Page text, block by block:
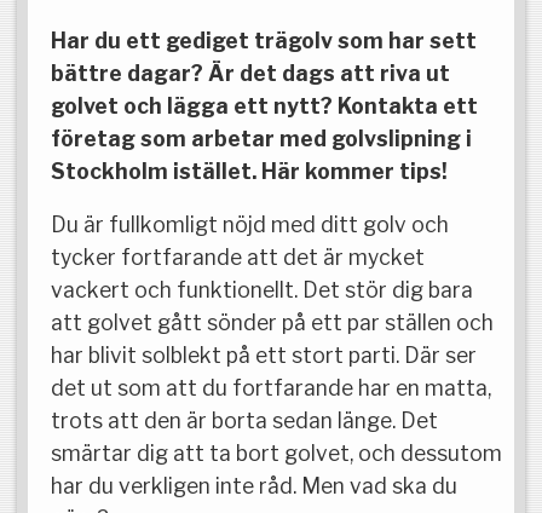
Har du ett gediget trägolv som har sett
bättre dagar? Är det dags att riva ut
golvet och lägga ett nytt? Kontakta ett
företag som arbetar med golvslipning i
Stockholm istället. Här kommer tips!
Du är fullkomligt nöjd med ditt golv och
tycker fortfarande att det är mycket
vackert och funktionellt. Det stör dig bara
att golvet gått sönder på ett par ställen och
har blivit solblekt på ett stort parti. Där ser
det ut som att du fortfarande har en matta,
trots att den är borta sedan länge. Det
smärtar dig att ta bort golvet, och dessutom
har du verkligen inte råd. Men vad ska du